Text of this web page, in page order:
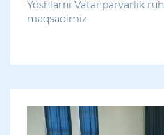
Yoshlarni Vatanparvarlik
maqsadimiz